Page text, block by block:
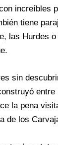
increíbles
tiene
las Hurdes o
sin
la pena
de los